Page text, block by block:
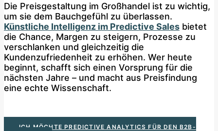
Die Preisgestaltung im Großhandel ist zu wichtig,
um sie dem Bauchgefühl zu überlassen.
Künstliche Intelligenz im Predictive Sales bietet
die Chance, Margen zu steigern, Prozesse zu
verschlanken und gleichzeitig die
Kundenzufriedenheit zu erhöhen. Wer heute
beginnt, schafft sich einen Vorsprung für die
nächsten Jahre – und macht aus Preisfindung
eine echte Wissenschaft.
ICH MÖCHTE PREDICTIVE ANALYTICS FÜR DEN B2B-